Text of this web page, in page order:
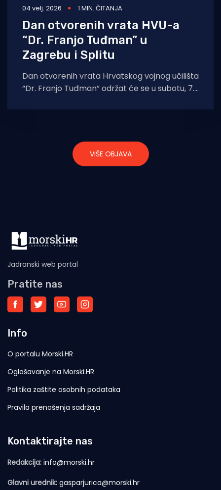
04 velj. 2026 1 MIN. ČITANJA
Dan otvorenih vrata HVU-a
“Dr. Franjo Tuđman” u
Zagrebu i Splitu
Dan otvorenih vrata Hrvatskog vojnog učilišta
“Dr. Franjo Tuđman” održat će se u subotu, 7.
VIŠE OBJAVA
Jadranski web portal
Pratite nas
Info
O portalu Morski.HR
Oglašavanje na Morski.HR
Politika zaštite osobnih podataka
Pravila prenošenja sadržaja
Kontaktirajte nas
Redakcija: info@morski.hr
Glavni urednik: gasparjurica@morski.hr